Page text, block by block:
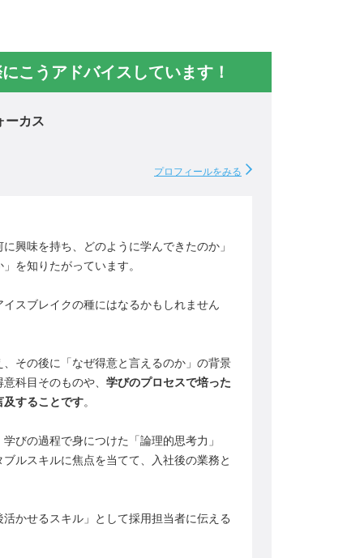
こうアドバイスしています！
ーカス
プロフィールをみる
興味を持ち、どのように学んできたのか」
を知りたがっています。
スブレイクの種にはなるかもしれません
その後に「なぜ得意と言えるのか」の背景
科目そのものや、 学びのプロセスで培った
及することです。
びの過程で身につけた「論理的思考力」
ルスキルに焦点を当てて、入社後の業務と
かせるスキル」として採用担当者に伝える